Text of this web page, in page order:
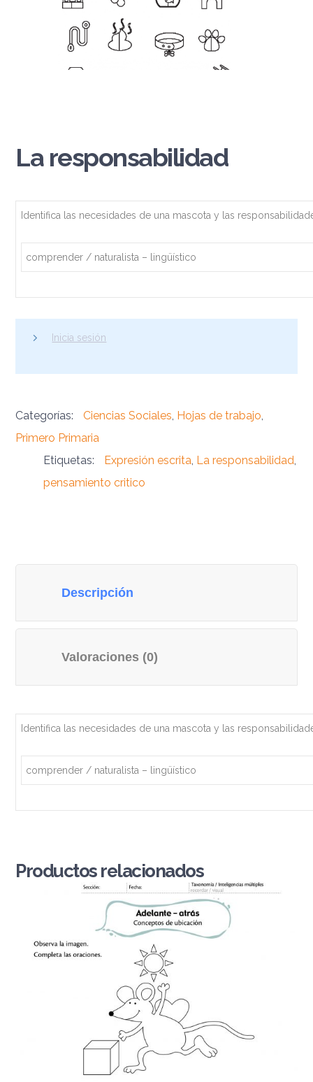
La responsabilidad
Identifica las necesidades de una mascota y las
comprender / naturalista – lingüístico
Inicia sesión
Categorías: Ciencias Sociales Hojas de trabajo
Primero Primaria
Etiquetas:
Expresión escrita La responsabilidad
pensamiento critico
Descripción
Valoraciones (0)
Identifica las necesidades de una mascota y las
comprender / naturalista – lingüístico
Productos relacionados